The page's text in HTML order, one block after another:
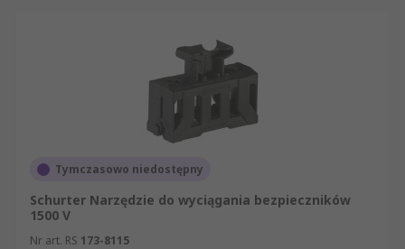
Tymczasowo niedostępny
Schurter Narzędzie do wyciągania bezpieczników
1500 V
Nr art. RS 173-8115